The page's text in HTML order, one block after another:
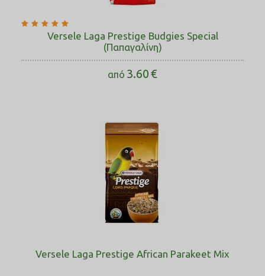
Versele Laga Prestige Budgies Special
(Παπαγαλίνη)
από 3.60€
Versele Laga Prestige African Parakeet Mix